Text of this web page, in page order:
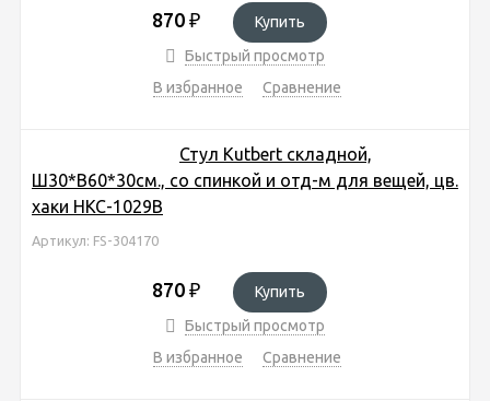
870 ₽
Купить
Быстрый просмотр
В избранное
Сравнение
Стул Kutbert складной,
Ш30*В60*30см., со спинкой и отд-м для вещей, цв.
хаки HKC-1029B
Артикул: FS-304170
870 ₽
Купить
Быстрый просмотр
В избранное
Сравнение